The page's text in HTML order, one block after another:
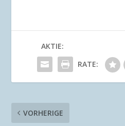
AKTIE:
RATE:
VORHERIGE